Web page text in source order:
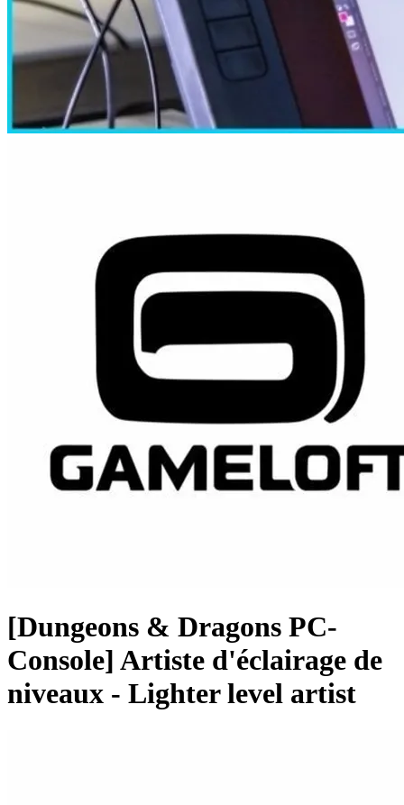
[Dungeons & Dragons PC-
Console] Artiste d'éclairage de
niveaux - Lighter level artist